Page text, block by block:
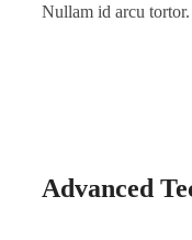
Nullam id arcu tortor.
Advanced